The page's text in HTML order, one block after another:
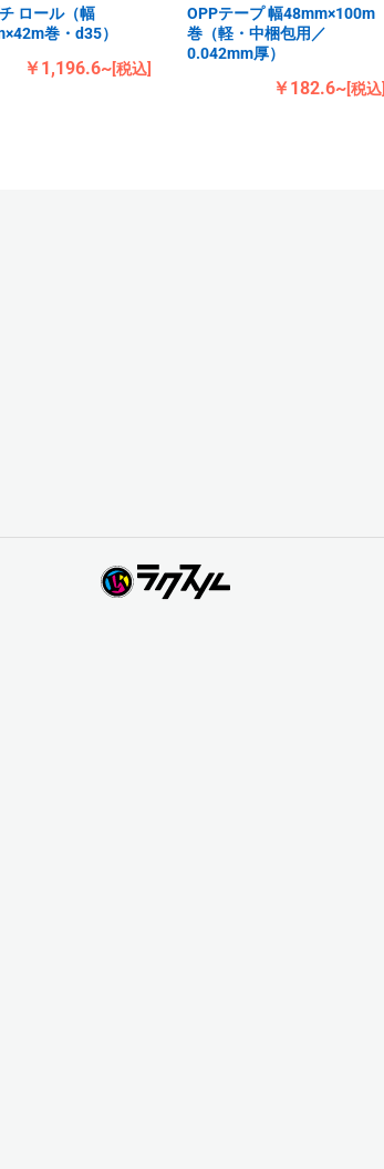
ロール（幅
巻・d35）
￥1,196.6~[税込]
OPPテープ 幅48mm×100m
巻（軽・中梱包用／
0.042mm厚）
￥182.6~[税込]